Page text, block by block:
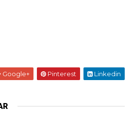
Google+ Pinterest Linkedin